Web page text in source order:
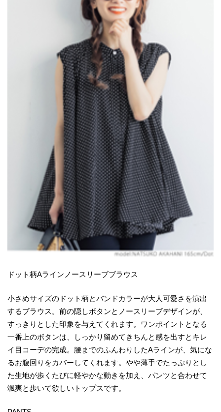
ドット柄Aラインノースリーブブラウス
小さめサイズのドット柄とバンドカラーが大人可愛さを演出
するブラウス。前の隠しボタンとノースリーブデザインが、
すっきりとした印象を与えてくれます。ワンポイントとなる
一番上のボタンは、しっかり留めてきちんと感を出すとキレ
イ目コーデの完成。腰までのふんわりしたAラインが、気にな
るお腹回りをカバーしてくれます。やや薄手でたっぷりとし
た生地が歩くたびに軽やかな動きを加え、パンツと合わせて
颯爽と歩いて欲しいトップスです。